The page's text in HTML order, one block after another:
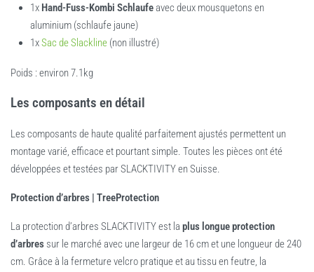
1x Hand-Fuss-Kombi Schlaufeavec deux mousquetons en
aluminium (schlaufe jaune)
1xSac de Slackline (non illustré)
Poids : environ 7.1kg
Les composants en détail
Les composants de haute qualité parfaitement ajustés permettent un
montage varié, efficace et pourtant simple. Toutes les pièces ont été
développées et testées par SLACKTIVITY en Suisse.
Protection d’arbres | TreeProtection
La protection d’arbres SLACKTIVITY est la plus longue protection
d’arbres sur le marché avec une largeur de 16 cm et une longueur de 240
cm. Grâce à la fermeture velcro pratique et au tissu en feutre, la